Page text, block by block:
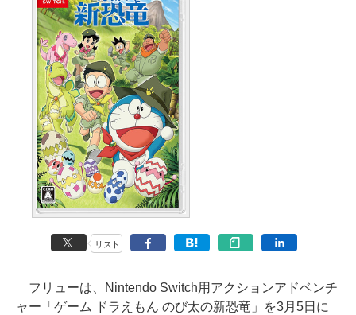
リスト
フリューは、Nintendo Switch用アクションアドベンチ
ャー「ゲーム ドラえもん のび太の新恐竜」を3月5日に